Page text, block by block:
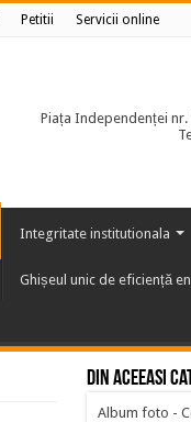
Petitii Servicii online
Piața Independenței
Integritate institutionala
Ghișeul unic de eficiență
Din aceeasi
Album foto -